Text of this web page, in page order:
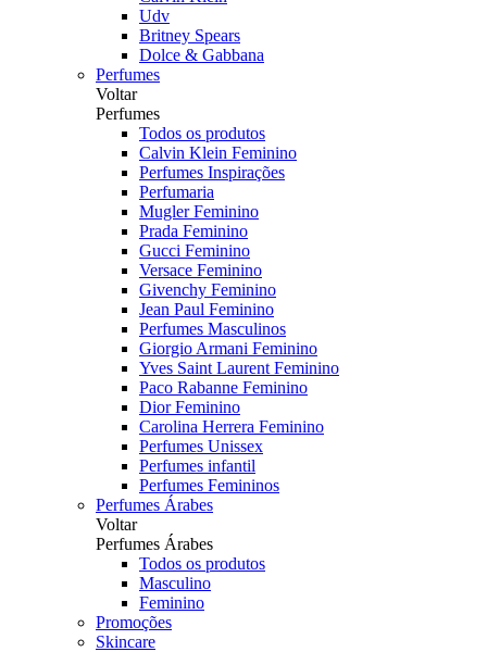
Udv
Britney Spears
Dolce & Gabbana
Perfumes
Voltar
Perfumes
Todos os produtos
Calvin Klein Feminino
Perfumes Inspirações
Perfumaria
Mugler Feminino
Prada Feminino
Gucci Feminino
Versace Feminino
Givenchy Feminino
Jean Paul Feminino
Perfumes Masculinos
Giorgio Armani Feminino
Yves Saint Laurent Feminino
Paco Rabanne Feminino
Dior Feminino
Carolina Herrera Feminino
Perfumes Unissex
Perfumes infantil
Perfumes Femininos
Perfumes Árabes
Voltar
Perfumes Árabes
Todos os produtos
Masculino
Feminino
Promoções
Skincare